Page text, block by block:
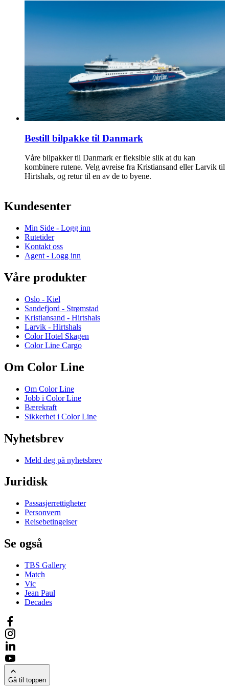
Bestill bilpakke til Danmark
Våre bilpakker til Danmark er fleksible slik at du kan
kombinere rutene. Velg avreise fra Kristiansand eller Larvik til
Hirtshals, og retur til en av de to byene.
Kundesenter
Min Side - Logg inn
Rutetider
Kontakt oss
Agent - Logg inn
Våre produkter
Oslo - Kiel
Sandefjord - Strømstad
Kristiansand - Hirtshals
Larvik - Hirtshals
Color Hotel Skagen
Color Line Cargo
Om Color Line
Om Color Line
Jobb i Color Line
Bærekraft
Sikkerhet i Color Line
Nyhetsbrev
Meld deg på nyhetsbrev
Juridisk
Passasjerrettigheter
Personvern
Reisebetingelser
Se også
TBS Gallery
Match
Vic
Jean Paul
Decades
Gå til toppen